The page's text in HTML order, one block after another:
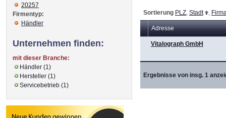
Sortierung PLZ Stadt
Adresse
Ergebnisse von insg. 1
Vitalograph GmbH
20257
Firmentyp:
Händler
Unternehmen finden:
mit dieser Branche:
Händler (1)
Hersteller (1)
Servicebetrieb (1)